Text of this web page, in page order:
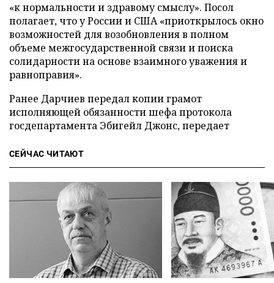
«к нормальности и здравому смыслу». Посол
полагает, что у России и США «приоткрылось окно
возможностей для возобновления в полном
объеме межгосударственной связи и поиска
солидарности на основе взаимного уважения и
равноправия».
Ранее Дарчиев передал копии грамот
исполняющей обязанности шефа протокола
госдепартамента Эбигейл Джонс, передает
СЕЙЧАС ЧИТАЮТ